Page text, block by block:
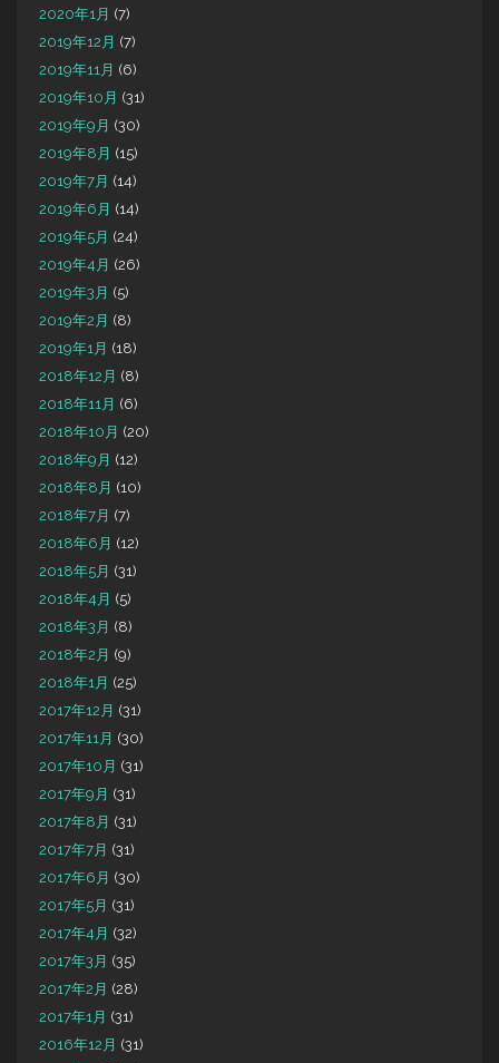
2020年1月 (7)
2019年12月 (7)
2019年11月 (6)
2019年10月 (31)
2019年9月 (30)
2019年8月 (15)
2019年7月 (14)
2019年6月 (14)
2019年5月 (24)
2019年4月 (26)
2019年3月 (5)
2019年2月 (8)
2019年1月 (18)
2018年12月 (8)
2018年11月 (6)
2018年10月 (20)
2018年9月 (12)
2018年8月 (10)
2018年7月 (7)
2018年6月 (12)
2018年5月 (31)
2018年4月 (5)
2018年3月 (8)
2018年2月 (9)
2018年1月 (25)
2017年12月 (31)
2017年11月 (30)
2017年10月 (31)
2017年9月 (31)
2017年8月 (31)
2017年7月 (31)
2017年6月 (30)
2017年5月 (31)
2017年4月 (32)
2017年3月 (35)
2017年2月 (28)
2017年1月 (31)
2016年12月 (31)